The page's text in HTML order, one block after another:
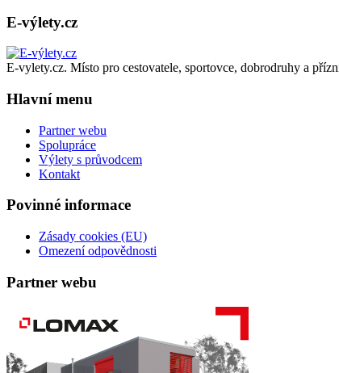
cyklotrasy,
parky,
zajímavá
místa,
turistickým
průvodcem
E-výlety.cz
E-vylety.cz. Místo pro cestovatele, sportovce, dobrodruhy a
Hlavní menu
Partner webu
Spolupráce
Výlety s průvodcem
Kontakt
Povinné informace
Zásady cookies (EU)
Omezení odpovědnosti
Partner webu